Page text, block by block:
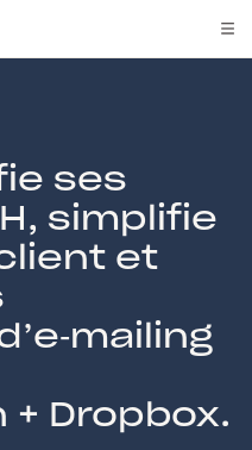
ses
simplifie
et
+ Dropbox.